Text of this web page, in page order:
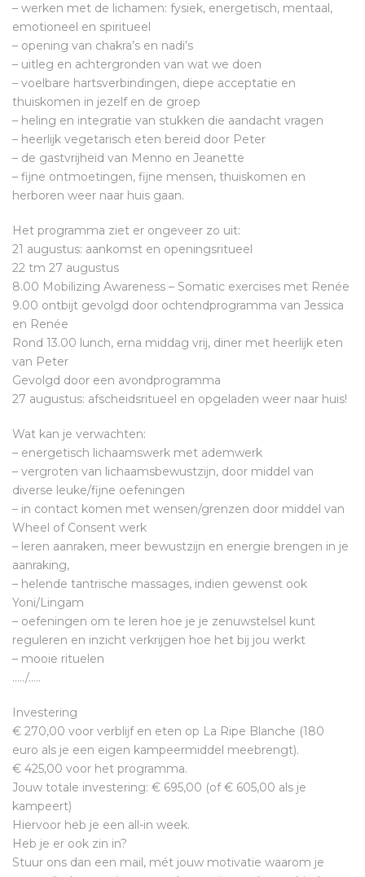
– werken met de lichamen: fysiek, energetisch, mentaal,
emotioneel en spiritueel
– opening van chakra’s en nadi’s
– uitleg en achtergronden van wat we doen
– voelbare hartsverbindingen, diepe acceptatie en
thuiskomen in jezelf en de groep
– heling en integratie van stukken die aandacht vragen
– heerlijk vegetarisch eten bereid door Peter
– de gastvrijheid van Menno en Jeanette
– fijne ontmoetingen, fijne mensen, thuiskomen en
herboren weer naar huis gaan.
Het programma ziet er ongeveer zo uit:
21 augustus: aankomst en openingsritueel
22 tm 27 augustus
8.00 Mobilizing Awareness – Somatic exercises met Renée
9.00 ontbijt gevolgd door ochtendprogramma van Jessica
en Renée
Rond 13.00 lunch, erna middag vrij, diner met heerlijk eten
van Peter
Gevolgd door een avondprogramma
27 augustus: afscheidsritueel en opgeladen weer naar huis!
Wat kan je verwachten:
– energetisch lichaamswerk met ademwerk
– vergroten van lichaamsbewustzijn, door middel van
diverse leuke/fijne oefeningen
– in contact komen met wensen/grenzen door middel van
Wheel of Consent werk
– leren aanraken, meer bewustzijn en energie brengen in je
aanraking,
– helende tantrische massages, indien gewenst ook
Yoni/Lingam
– oefeningen om te leren hoe je je zenuwstelsel kunt
reguleren en inzicht verkrijgen hoe het bij jou werkt
– mooie rituelen
…../…..
Investering
€ 270,00 voor verblijf en eten op La Ripe Blanche (180
euro als je een eigen kampeermiddel meebrengt).
€ 425,00 voor het programma.
Jouw totale investering: € 695,00 (of € 605,00 als je
kampeert)
Hiervoor heb je een all-in week.
Heb je er ook zin in?
Stuur ons dan een mail, mét jouw motivatie waarom je